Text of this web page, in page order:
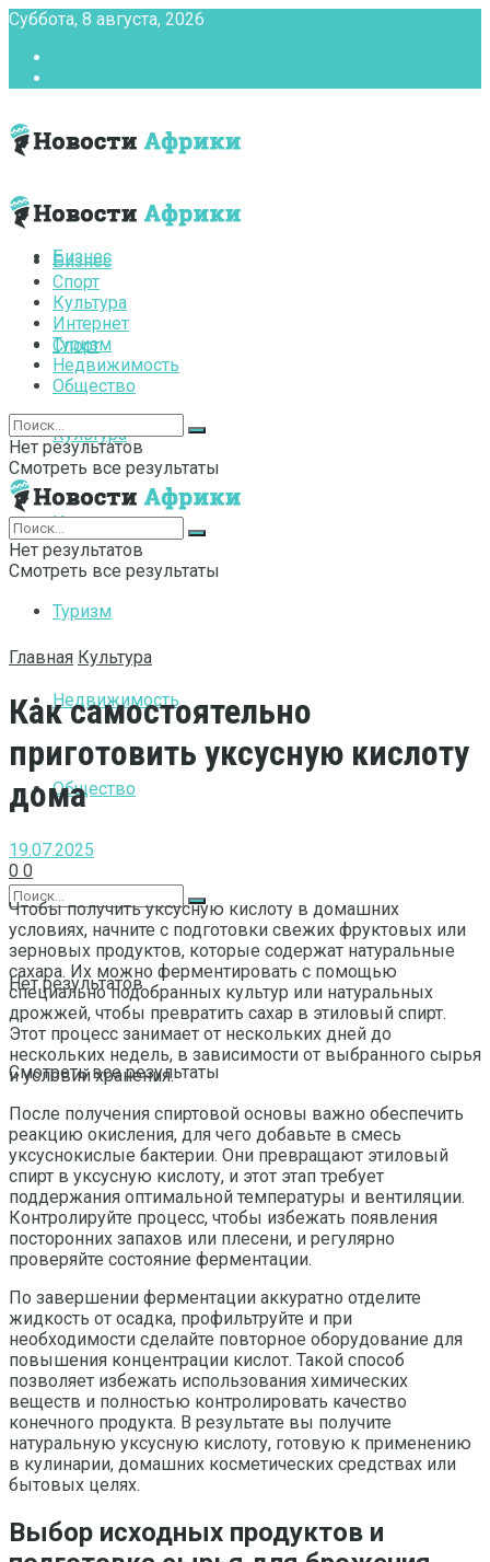
Суббота, 8 августа, 2026
Бизнес
Спорт
Культура
Интернет
Туризм
Недвижимость
Общество
Нет результатов
Смотреть все результаты
Бизнес
Спорт
Культура
Интернет
Туризм
Недвижимость
Общество
Нет результатов
Смотреть все результаты
Нет результатов
Смотреть все результаты
Главная Культура
Как самостоятельно
приготовить уксусную кислоту
дома
19.07.2025
0 0
Чтобы получить уксусную кислоту в домашних
условиях, начните с подготовки свежих фруктовых или
зерновых продуктов, которые содержат натуральные
сахара. Их можно ферментировать с помощью
специально подобранных культур или натуральных
дрожжей, чтобы превратить сахар в этиловый спирт.
Этот процесс занимает от нескольких дней до
нескольких недель, в зависимости от выбранного сырья
и условий хранения.
После получения спиртовой основы важно обеспечить
реакцию окисления, для чего добавьте в смесь
уксуснокислые бактерии. Они превращают этиловый
спирт в уксусную кислоту, и этот этап требует
поддержания оптимальной температуры и вентиляции.
Контролируйте процесс, чтобы избежать появления
посторонних запахов или плесени, и регулярно
проверяйте состояние ферментации.
По завершении ферментации аккуратно отделите
жидкость от осадка, профильтруйте и при
необходимости сделайте повторное оборудование для
повышения концентрации кислот. Такой способ
позволяет избежать использования химических
веществ и полностью контролировать качество
конечного продукта. В результате вы получите
натуральную уксусную кислоту, готовую к применению
в кулинарии, домашних косметических средствах или
бытовых целях.
Выбор исходных продуктов и